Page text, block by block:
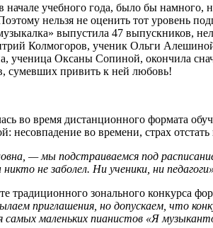
учебного года, было бы намного,
нельзя не оценить тот уровень
выпустила 47 выпускников,
Колмогоров, ученик Ольги
ученица Оксаны Сопиной, окончила
сумевших привить к ней любовь!
во время дистанционного формата
несовпадение во времени, страх
— мы подстраиваемся под
не заболел. Ни ученики, ни
зонального конкурса
приглашения, но допускаем, что
самых маленьких пианистов «Я